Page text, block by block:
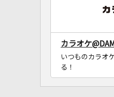
カラオケ@DAM
いつものカラオ
る！